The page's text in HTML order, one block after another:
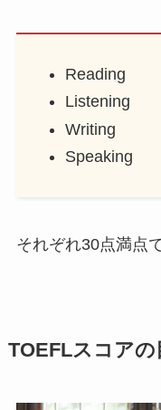
Reading
Listening
Writing
Speaking
それぞれ30点満点で
TOEFLスコアの